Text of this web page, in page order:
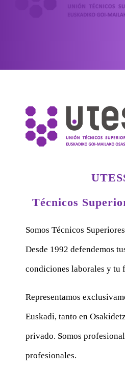
Técnicos
Somos Técnicos
Desde 1992 defendemos
condiciones laborales y tu
Representamos
Euskadi, tanto en
privado. Somos
profesionales.